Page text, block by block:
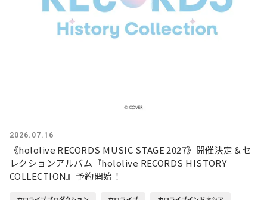
2026.07.16
《hololive RECORDS MUSIC STAGE 2027》開催決定＆セ
レクションアルバム『hololive RECORDS HISTORY
COLLECTION』予約開始！